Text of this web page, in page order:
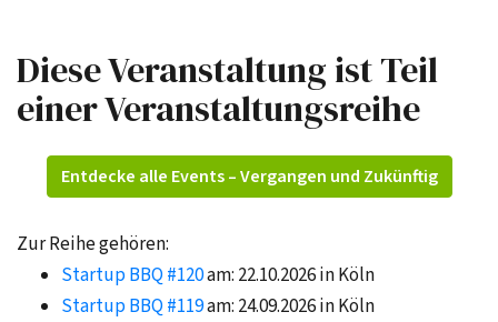
Diese Veranstaltung ist Teil
einer Veranstaltungsreihe
Entdecke alle Events – Vergangen und Zukünftig
Zur Reihe gehören:
Startup BBQ #120am: 22.10.2026 in Köln
Startup BBQ #119am: 24.09.2026 in Köln